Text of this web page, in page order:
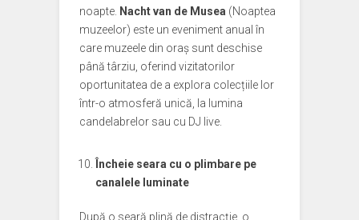
noapte. Nacht van de Musea (Noaptea
muzeelor) este un eveniment anual în
care muzeele din oraș sunt deschise
până târziu, oferind vizitatorilor
oportunitatea de a explora colecțiile lor
într-o atmosferă unică, la lumina
candelabrelor sau cu DJ live.
Încheie seara cu o plimbare pe
canalele luminate
După o seară plină de distracție, o